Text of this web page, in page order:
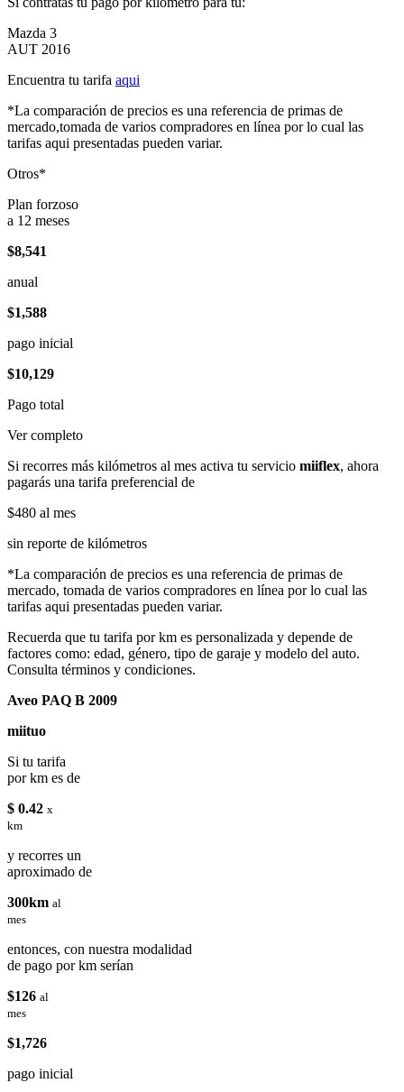
Mazda 3
AUT 2016
Encuentra tu tarifa aqui
*La comparación de precios es una referencia de primas de
mercado,tomada de varios compradores en línea por lo cual las
tarifas aqui presentadas pueden variar.
Otros*
Plan forzoso
a 12 meses
$8,541
anual
$1,588
pago inicial
$10,129
Pago total
Ver completo
Si recorres más kilómetros al mes activa tu servicio miiflex, ahora
pagarás una tarifa preferencial de
$480 al mes
sin reporte de kilómetros
*La comparación de precios es una referencia de primas de
mercado, tomada de varios compradores en línea por lo cual las
tarifas aqui presentadas pueden variar.
Recuerda que tu tarifa por km es personalizada y depende de
factores como: edad, género, tipo de garaje y modelo del auto.
Consulta términos y condiciones.
Aveo PAQ B 2009
miituo
Si tu tarifa
por km es de
$ 0.42 x
km
y recorres un
aproximado de
300km al
mes
entonces, con nuestra modalidad
de pago por km serían
$126 al
mes
$1,726
pago inicial